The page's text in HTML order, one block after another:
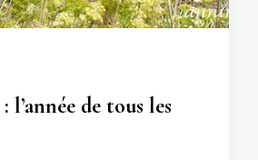
l’année de tous les